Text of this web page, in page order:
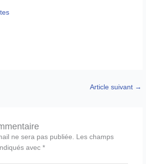
Article suivant →
ne sera pas publiée. Les champs
avec *